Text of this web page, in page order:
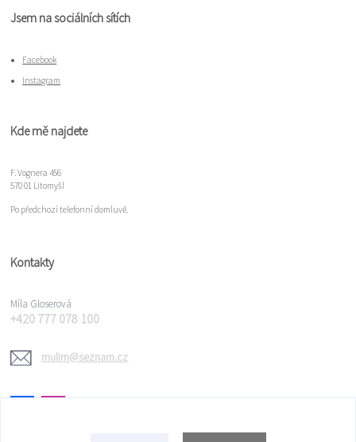
Jsem na sociálních sítích
Facebook
Instagram
Kde mě najdete
F. Vognera 456
570 01 Litomyšl
Po předchozí telefonní domluvě.
Kontakty
Míla Gloserová
+420 777 078 100
mulim@seznam.cz